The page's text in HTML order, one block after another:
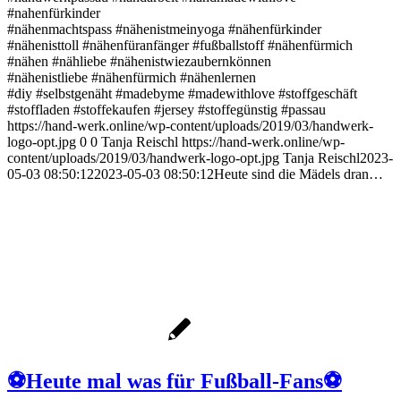
#nahenfürkinder
#nähenmachtspass #nähenistmeinyoga #nähenfürkinder
#nähenisttoll #nähenfüranfänger #fußballstoff #nähenfürmich
#nähen #nähliebe #nähenistwiezaubernkönnen
#nähenistliebe #nähenfürmich #nähenlernen
#diy #selbstgenäht #madebyme #madewithlove #stoffgeschäft
#stoffladen #stoffekaufen #jersey #stoffegünstig #passau
https://hand-werk.online/wp-content/uploads/2019/03/handwerk-
logo-opt.jpg 0 0 Tanja Reischl https://hand-werk.online/wp-
content/uploads/2019/03/handwerk-logo-opt.jpg Tanja Reischl2023-
05-03 08:50:122023-05-03 08:50:12Heute sind die Mädels dran…
⚽️Heute mal was für Fußball-Fans⚽️